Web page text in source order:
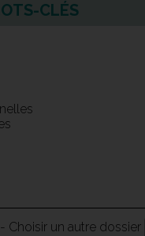
CLÉS
- Choisir un autre dossier